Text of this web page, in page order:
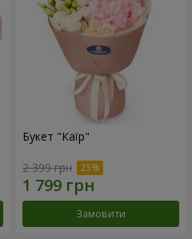
Букет "Каїр"
2 399 грн
Замовити